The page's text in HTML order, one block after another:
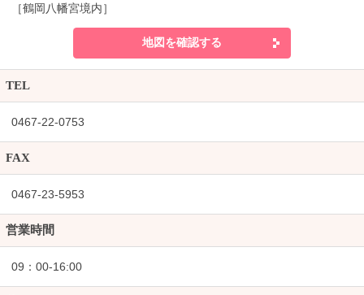
［鶴岡八幡宮境内］
地図を確認する
TEL
0467-22-0753
FAX
0467-23-5953
営業時間
09：00-16:00